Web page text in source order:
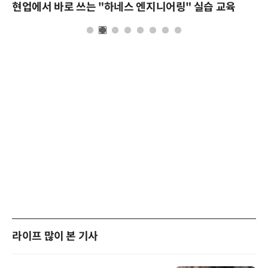
현업에서 바로 쓰는 "하네스 엔지니어링" 실습 교육
라이프 많이 본 기사